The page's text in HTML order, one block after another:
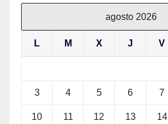
agosto 2026
L M X J V
3 4 5 6 7
10 11 12 13 14